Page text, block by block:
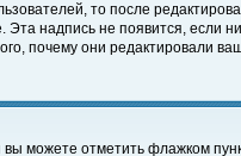
то после
Эта надпись не появится, если
почему они редактировали
можете отметить флажком